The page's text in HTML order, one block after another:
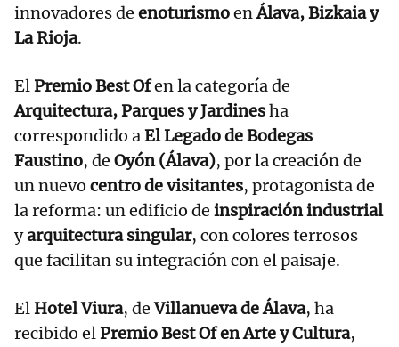
innovadores de enoturismoenÁlava, Bizkaia y
La Rioja.
ElPremio Best Ofen la categoría de
Arquitectura, Parques y Jardinesha
correspondido aEl Legado de Bodegas
Faustino, de Oyón (Álava), por la creación de
un nuevo centro de visitantes, protagonista de
la reforma: un edificio de inspiración industrial
yarquitectura singular, con colores terrosos
que facilitan su integración con el paisaje.
El Hotel Viura, deVillanueva de Álava, ha
recibido elPremio Best Of en Arte y Cultura,